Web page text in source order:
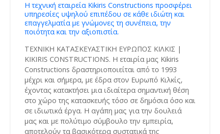
Η τεχνική εταιρεία Kikiris Constructions προσφέρει
υπηρεσίες υψηλού επιπέδου σε κάθε ιδιώτη και
επαγγελματία με γνώμονες τη συνέπεια, την
ποιότητα και την αξιοπιστία.
ΤΕΧΝΙΚΗ ΚΑΤΑΣΚΕΥΑΣΤΙΚΗ ΕΥΡΩΠΟΣ ΚΙΛΚΙΣ |
KIKIRIS CONSTRUCTIONS. Η εταιρία μας Kikiris
Constructions δραστηριοποιείται από το 1993
μέχρι και σήμερα, με έδρα στον Ευρωπό Κιλκίς,
έχοντας κατακτήσει μια ιδιαίτερα σημαντική θέση
στο χώρο της κατασκευής τόσο σε δημόσια όσο και
σε ιδιωτικά έργα. Η αγάπη μας για την δουλειά
μας και με πολύτιμο σύμβουλο την εμπειρία,
αποτελούν τα βασικότερα συστατικά της